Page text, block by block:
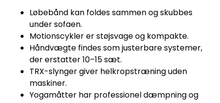
Løbebånd kan foldes sammen og skubbes
under sofaen.
Motionscykler er støjsvage og kompakte.
Håndvægte findes som justerbare systemer,
der erstatter 10–15 sæt.
TRX-slynger giver helkropstræning uden
maskiner.
Yogamåtter har professionel dæmpning og